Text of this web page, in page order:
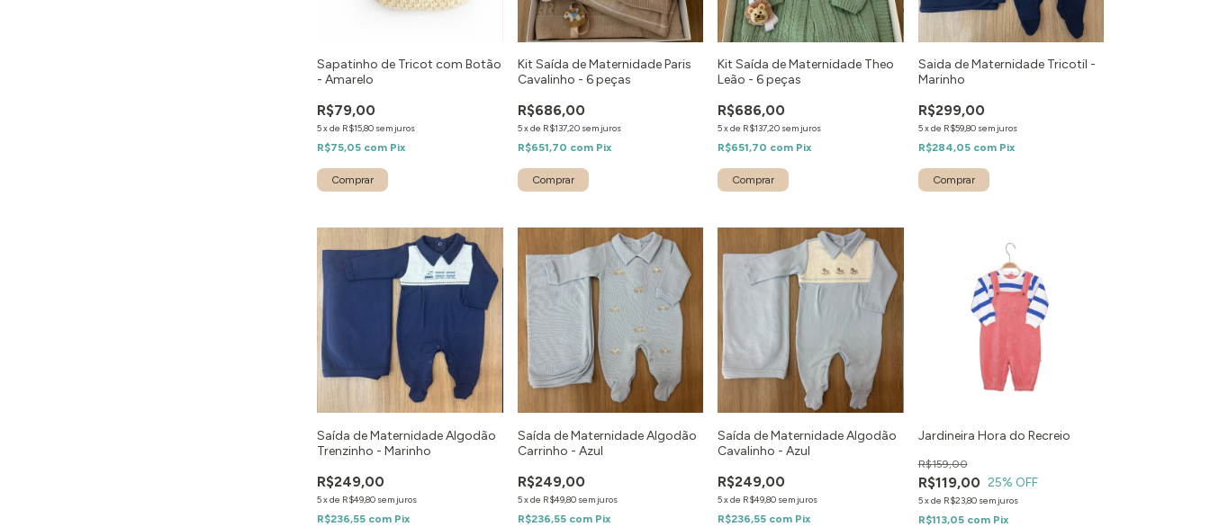
Sapatinho de Tricot com Botão
- Amarelo
R$79,00
5xde R$15,80 sem juros
R$75,05 com Pix
Kit Saída de Maternidade Paris
Cavalinho - 6 peças
R$686,00
5xde R$137,20 sem juros
R$651,70 com Pix
Kit Saída de Maternidade Theo
Leão - 6 peças
R$686,00
5xde R$137,20 sem juros
R$651,70 com Pix
Comprar
Saida de Maternidade Tricotil -
Marinho
R$299,00
5xde R$59,80 sem juros
R$284,05 com Pix
Comprar
Saída de Maternidade Algodão
Trenzinho - Marinho
R$249,00
5xde R$49,80 sem juros
R$236,55 com Pix
Saída de Maternidade Algodão
Carrinho - Azul
R$249,00
5xde R$49,80 sem juros
R$236,55 com Pix
Saída de Maternidade Algodão
Cavalinho - Azul
R$249,00
5xde R$49,80 sem juros
R$236,55 com Pix
Jardineira Hora do Recreio
R$119,00
R$159,00
25% OFF
5xde R$23,80 sem juros
R$113,05 com Pix